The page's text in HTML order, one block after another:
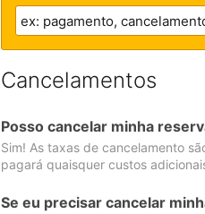
Cancelamentos
Posso cancelar minha
Sim! As taxas de cancelamento
pagará quaisquer custos
Se eu precisar cancelar